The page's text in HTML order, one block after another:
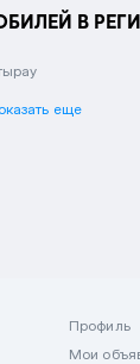
В
еще
Профиль
Мои